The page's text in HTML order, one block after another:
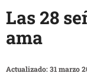
Las 28
ama
Actualizado: 31 marzo